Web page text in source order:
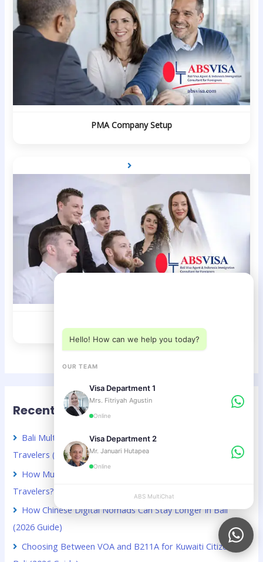
PMA Company Setup
Recent Posts
Bali Multiple Entry Visa Guide for Chinese Business
Travelers (2026 Guide)
How Much Does a Bali Visa Extension Cost for Kuwaiti
Travelers? (2026 Guide)
How Chinese Digital Nomads Can Stay Longer in Bali
(2026 Guide)
Choosing Between VOA and B211A for Kuwaiti Citizens in
Hello! How can we help you today?
OUR TEAM
Visa Department 1
Mrs. Fitriyah Agustin
Online
Visa Department 2
Mr. Januari Hutapea
Online
ABS MultiChat